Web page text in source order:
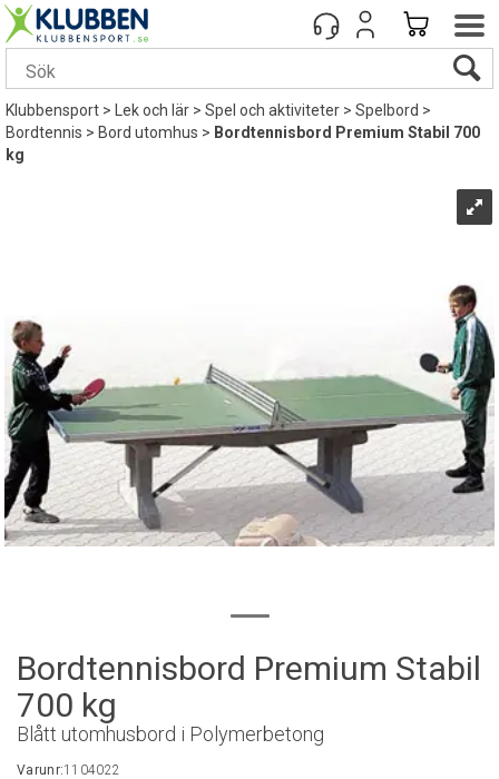
Klubbensport> Lek och lär>Spel och aktiviteter>Spelbord>
Bordtennis>Bord utomhus> Bordtennisbord Premium Stabil 700
kg
Bordtennisbord Premium Stabil
700 kg
Blått utomhusbord i Polymerbetong
Varunr:1104022